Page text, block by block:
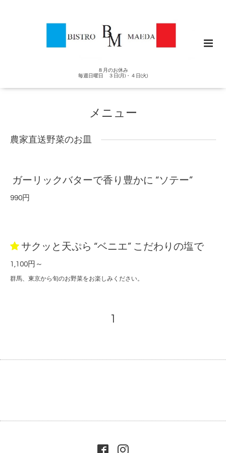
８月のお休み
毎週日曜日 ３日(月)・４日(火)
メニュー
農家直送野菜のお皿
ガーリックバターで香り豊かに “ソテー”
990円
サクッと天ぷら “ベニエ” こだわりの塩で
1,100円～
群馬、東京から旬のお野菜をお楽しみください。
1